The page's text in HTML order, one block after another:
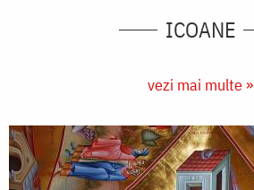
ICOANE
vezi mai multe »